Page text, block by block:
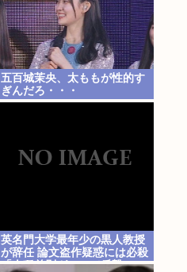
五百城茉央、太ももが性的す
ぎんだろ・・・
英名門大学最年少の黒人教授
が辞任 論文盗作疑惑には必殺
「人種差別ガー」で反撃